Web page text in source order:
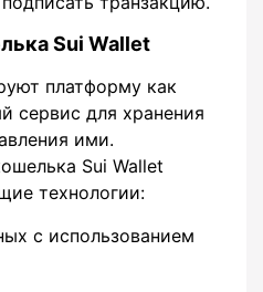
Sui Wallet
платформу как
сервис для хранения
ими.
Sui Wallet
технологии:
с использованием